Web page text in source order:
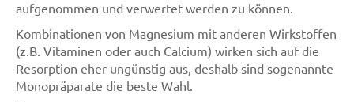
aufgenommen und verwertet werden zu können.
Kombinationen von Magnesium mit anderen Wirkstoffen
(z.B. Vitaminen oder auch Calcium) wirken sich auf die
Resorption eher ungünstig aus, deshalb sind sogenannte
Monopräparate die beste Wahl.